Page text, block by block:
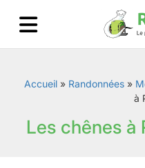
Accueil » Randonnées »
à
Les chênes à